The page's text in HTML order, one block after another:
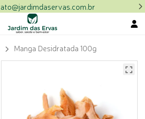
Manga Desidratada 100g